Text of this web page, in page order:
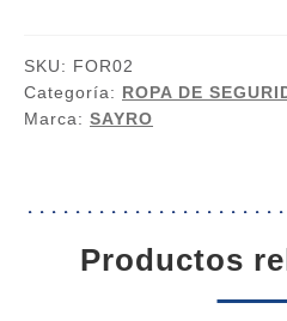
DEL
S
AL
SKU: FOR02
Categoría: ROPA DE
Marca: SAYRO
productos